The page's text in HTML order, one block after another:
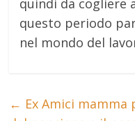
quindi da cogliere
questo periodo
nel mondo del
← Ex Amici